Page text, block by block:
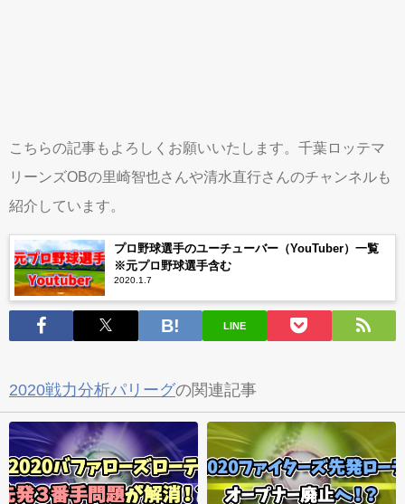
こちらの記事もよろしくお願いいたします。千葉ロッテマ
リーンズOBの里崎智也さんや清水直行さんのチャンネルも
紹介しています。
プロ野球選手のユーチューバー（YouTuber）一覧
※元プロ野球選手含む
2020.1.7
LINE
2020戦力分析パリーグの関連記事